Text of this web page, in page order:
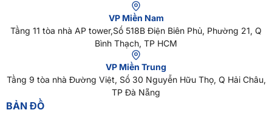
VP Miền Nam
Tầng 11 tòa nhà AP tower,Số 518B Điện Biên Phủ, Phường 21, Q
Bình Thạch, TP HCM
VP Miền Trung
Tầng 9 tòa nhà Đường Việt, Số 30 Nguyễn Hữu Thọ, Q Hải Châu,
TP Đà Nẵng
BẢN ĐỒ